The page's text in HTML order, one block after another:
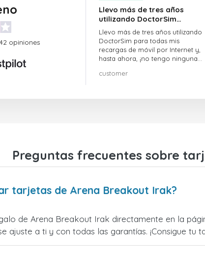
opiniones
Llevo más de tres años
utilizando DoctorSim…
Llevo más de tres años utilizando
DoctorSim para todas mis
recargas de móvil por Internet y,
hasta ahora, ¡no tengo ninguna
customer
Preguntas frecuentes sobre
tarjetas de Arena Breakout Irak?
de Arena Breakout Irak directamente en la
ajuste a ti y con todas las garantías. ¡Consigue tu